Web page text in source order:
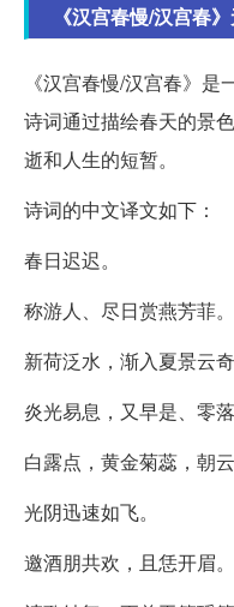
《汉宫春慢/汉宫春
《汉宫春慢/汉宫春》
诗词通过描绘春天的景
逝和人生的短暂。
诗词的中文译文如下：
春日迟迟。
称游人、尽日赏燕芳菲。
新荷泛水，渐入夏景云奇
炎光易息，又早是、零落
白露点，黄金菊蕊，朝云
光阴迅速如飞。
邀酒朋共欢，且恁开眉。